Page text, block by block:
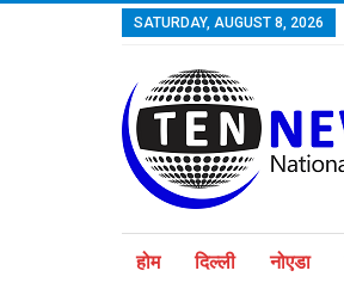
SATURDAY, AUGUST 8, 2026
होम दिल्ली नोएडा